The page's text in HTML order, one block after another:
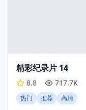
精彩纪录片 14
8.8 717.7K
热门 推荐 高清